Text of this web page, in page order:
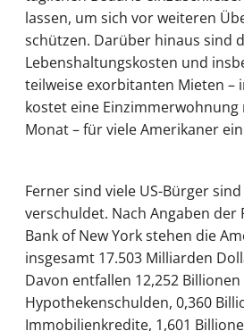
lassen, um sich vor weiteren
schützen. Darüber hinaus sind
Lebenshaltungskosten und
teilweise exorbitanten Mieten –
kostet eine Einzimmerwohnung
Monat – für viele Amerikaner
Ferner sind viele US-Bürger
verschuldet. Nach Angaben der
Bank of New York stehen die
insgesamt 17.503 Milliarden
Davon entfallen 12,252
Hypothekenschulden, 0,360
Immobilienkredite, 1,601